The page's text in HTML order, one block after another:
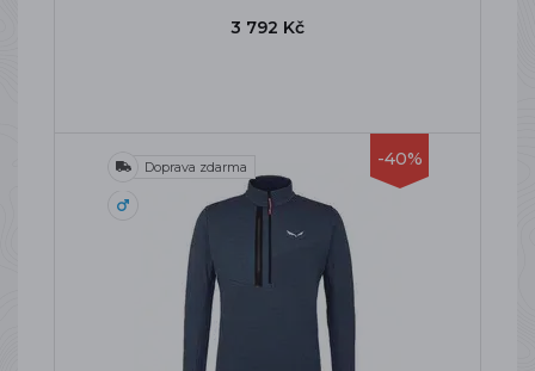
3 792 Kč
-40%
Doprava zdarma